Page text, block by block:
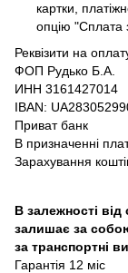
картки,
опцію "Сплата
Реквізити на
ФОП Рудько Б.А.
ИНН 3161427014
IBAN:
Приват банк
В призначенні
Зарахування
В залежності від
залишає за
за транспортні
Гарантія 12 міс